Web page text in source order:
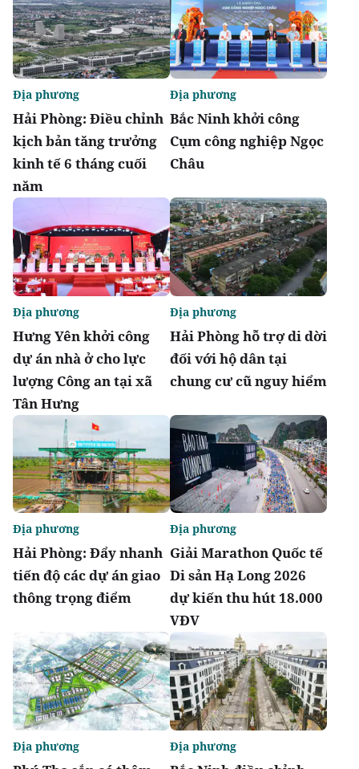
Hải Phòng: Điều chỉnh
kịch bản tăng trưởng
kinh tế 6 tháng cuối
năm
Địa phương
Bắc Ninh khởi công
Cụm công nghiệp Ngọc
Châu
Địa phương
Hưng Yên khởi công
dự án nhà ở cho lực
lượng Công an tại xã
Tân Hưng
Địa phương
Hải Phòng hỗ trợ di dời
đối với hộ dân tại
chung cư cũ nguy hiểm
Địa phương
Hải Phòng: Đẩy nhanh
tiến độ các dự án giao
thông trọng điểm
Địa phương
Giải Marathon Quốc tế
Di sản Hạ Long 2026
dự kiến thu hút 18.000
VĐV
Địa phương
Địa phương Địa phương